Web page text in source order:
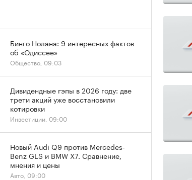
Бинго Нолана: 9 интересных фактов
об «Одиссее»
Общество, 09:03
Дивидендные гэпы в 2026 году: две
трети акций уже восстановили
котировки
Инвестиции, 09:00
Новый Audi Q9 против Mercedes-
Benz GLS и BMW X7. Сравнение,
мнения и цены
Авто, 09:00